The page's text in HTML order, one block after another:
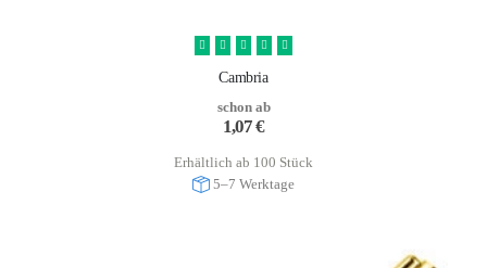
Cambria
schon ab
1,07€
Erhältlich ab 100 Stück
5–7 Werktage